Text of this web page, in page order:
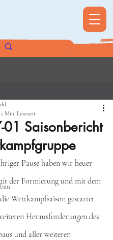
Saisonbericht
1 Min. Lesezeit
Pause haben wir heuer
der Formierung und mit dem
Wettkampfsaison gestartet.
Herausforderungen des
und aller weiteren